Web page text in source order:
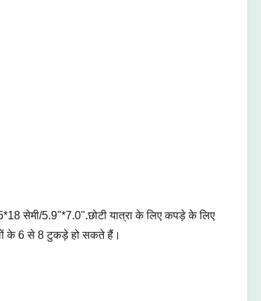
सेमी/5.9"*7.0".छोटी यात्रा के लिए कपड़े के लिए
के 6 से 8 टुकड़े हो सकते हैं।